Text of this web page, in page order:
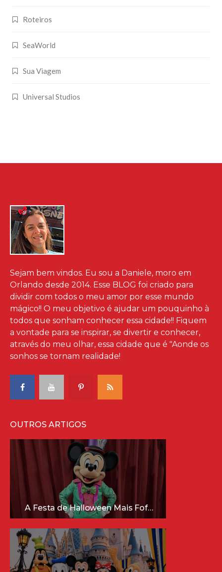
Roteiros
SeaWorld
Sua Viagem
Universal Studios
Sejam bem vindos. Eu sou a Daniele, moro em
Orlando desde 2014. Esse BLOG foi criado para
dividir com todos o meu amor por esse mundo
mágico!! O meu objetivo é ajudar um pouquinho à
todos que sonham conhecer essa cidade!! Fiquem
a vontade para se inspirar, se divertir e conhecer,
através do meu olhar, essa cidade que é "Aonde os
sonhos se tornam realidade!
OUTROS ARTIGOS
A Festa de Halloween Mais Fofa da Disney Está Chegando!